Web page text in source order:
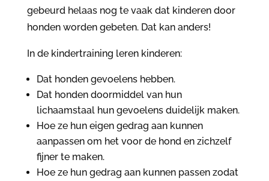
gebeurd helaas nog te vaak dat kinderen door
honden worden gebeten. Dat kan anders!
In de kindertraining leren kinderen:
Dat honden gevoelens hebben.
Dat honden doormiddel van hun
lichaamstaal hun gevoelens duidelijk maken.
Hoe ze hun eigen gedrag aan kunnen
aanpassen om het voor de hond en zichzelf
fijner te maken.
Hoe ze hun gedrag aan kunnen passen zodat